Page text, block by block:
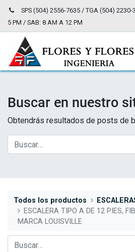
SPS (504) 2556-7635 / TGA (504) 2230-
5 PM / SAB: 8 AM A 12 PM
Buscar en nuestro
Obtendrás resultados de posts de
Todos los productos
ESCALERA TIPO A DE 12 PIES,
MARCA LOUISVILLE